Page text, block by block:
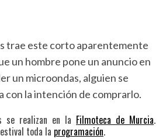
trae este corto aparentemente
un hombre pone un anuncio en
un microondas, alguien se
con la intención de comprarlo.
se realizan en la Filmoteca de Murcia.
toda la programación.